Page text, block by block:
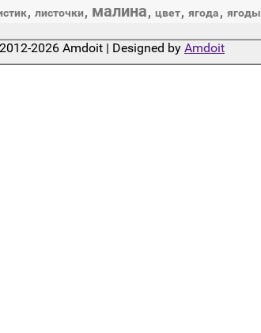
, листочки, малина, цвет, ягода, ягоды
2026 Amdoit | Designed by Amdoit